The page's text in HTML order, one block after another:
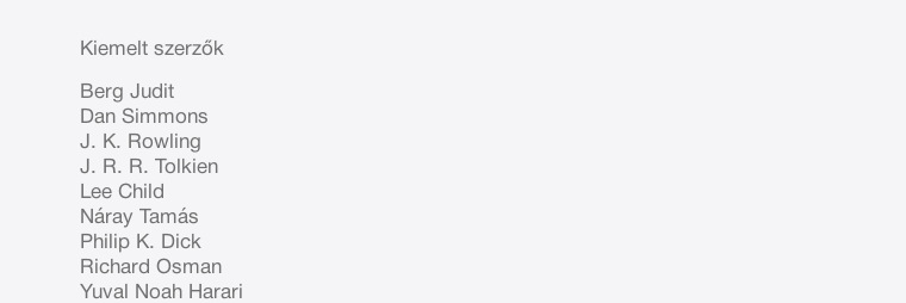
Kiemelt szerzők
Berg Judit
Dan Simmons
J. K. Rowling
J. R. R. Tolkien
Lee Child
Náray Tamás
Philip K. Dick
Richard Osman
Yuval Noah Harari